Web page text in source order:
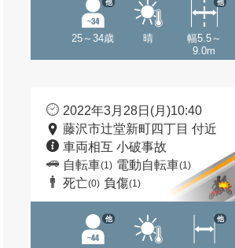
25～34歳
他
晴
幅5.5～
9.0m
他
2022年3月28日(月)10:40
藤沢市辻堂新町四丁目 付近
車両相互 小破事故
自転車(1) 電動自転車(1)
死亡(0) 負傷(1)
他 他